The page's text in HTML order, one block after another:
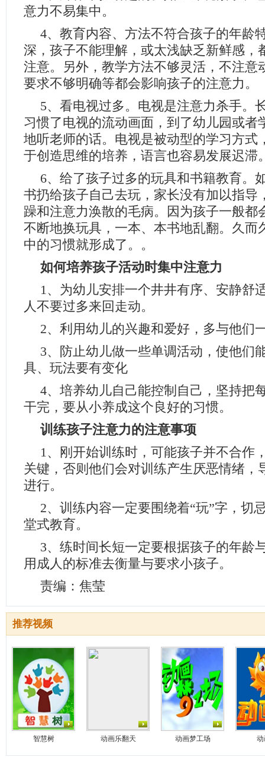
意力不易集中。
4、教育内容、方法不符合孩子的年龄
深，孩子不能理解，或太浅缺乏新鲜感，
注意。另外，教学方法不够灵活，不注意
要求不够明确等都会影响孩子的注意力。
5、看电视过多。电视是注意力杀手。
习惯了电视的流动画面，到了幼儿园或者
地听老师的话。电视是被动型的学习方式
于创造思维的培养，语言也容易发展迟滞
6、给了孩子过多的玩具和书籍教育。
书扔给孩子自己去玩，家长没有加以指导
躁和注意力涣散的毛病。因为孩子一般都
不断地换玩具，一本、本书地乱翻。久而
中的习惯就形成了。。
如何培养孩子活动时集中注意力
1、为幼儿安排一个井井有序、安静舒
人不要过多来回走动。
2、利用幼儿的兴趣和爱好，多与他们
3、防止幼儿做一些单调活动，使他们
具、玩法要有变化
4、培养幼儿自己能控制自己，坚持把
干完，要从小养成这个良好的习惯。
训练孩子注意力的注意事项
1、刚开始训练时，可能孩子并不合作
关键，否则他们会对训练产生厌恶情绪，
进行。
2、训练内容一定要围绕着“玩”字，切
堂式教育。
3、练时间长短一定要根据孩子的年龄
用成人的标准去衡量与要求小孩子。
责编：焦莹
推荐视频
智慧树 动画乐翻天 动画梦工场 动